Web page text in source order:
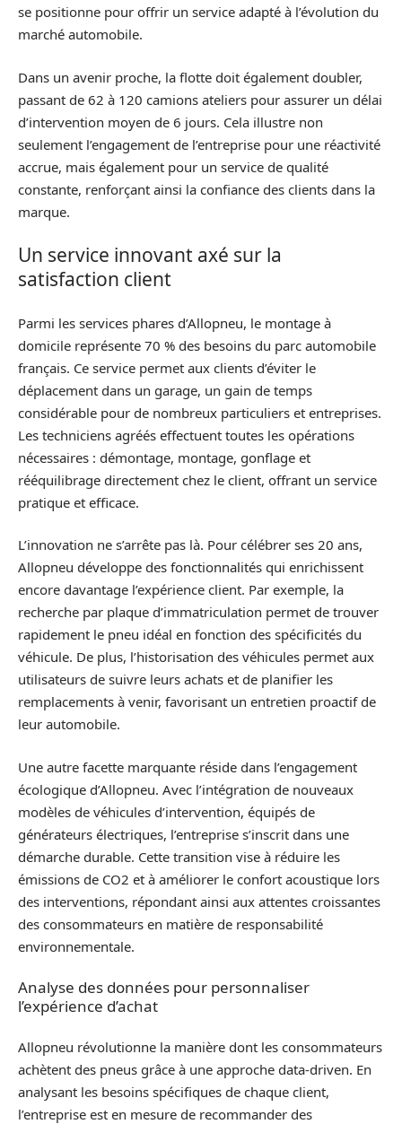
se positionne pour offrir un service adapté à l’évolution du
marché automobile.
Dans un avenir proche, la flotte doit également doubler,
passant de 62 à 120 camions ateliers pour assurer un délai
d’intervention moyen de 6 jours. Cela illustre non
seulement l’engagement de l’entreprise pour une réactivité
accrue, mais également pour un service de qualité
constante, renforçant ainsi la confiance des clients dans la
marque.
Un service innovant axé sur la
satisfaction client
Parmi les services phares d’Allopneu, le montage à
domicile représente 70 % des besoins du parc automobile
français. Ce service permet aux clients d’éviter le
déplacement dans un garage, un gain de temps
considérable pour de nombreux particuliers et entreprises.
Les techniciens agréés effectuent toutes les opérations
nécessaires : démontage, montage, gonflage et
rééquilibrage directement chez le client, offrant un service
pratique et efficace.
L’innovation ne s’arrête pas là. Pour célébrer ses 20 ans,
Allopneu développe des fonctionnalités qui enrichissent
encore davantage l’expérience client. Par exemple, la
recherche par plaque d’immatriculation permet de trouver
rapidement le pneu idéal en fonction des spécificités du
véhicule. De plus, l’historisation des véhicules permet aux
utilisateurs de suivre leurs achats et de planifier les
remplacements à venir, favorisant un entretien proactif de
leur automobile.
Une autre facette marquante réside dans l’engagement
écologique d’Allopneu. Avec l’intégration de nouveaux
modèles de véhicules d’intervention, équipés de
générateurs électriques, l’entreprise s’inscrit dans une
démarche durable. Cette transition vise à réduire les
émissions de CO2 et à améliorer le confort acoustique lors
des interventions, répondant ainsi aux attentes croissantes
des consommateurs en matière de responsabilité
environnementale.
Analyse des données pour personnaliser
l’expérience d’achat
Allopneu révolutionne la manière dont les consommateurs
achètent des pneus grâce à une approche data-driven. En
analysant les besoins spécifiques de chaque client,
l’entreprise est en mesure de recommander des